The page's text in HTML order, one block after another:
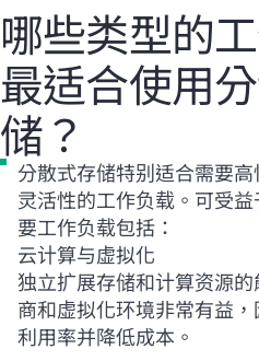
哪些类型的
最适合使用
储？
分散式存储特别适合需要
灵活性的工作负载。可受
要工作负载包括：
云计算与虚拟化
独立扩展存储和计算资源
商和虚拟化环境非常有益
利用率并降低成本。